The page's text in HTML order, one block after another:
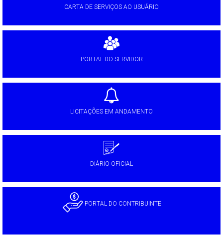
CARTA DE SERVIÇOS AO USUÁRIO
PORTAL DO SERVIDOR
LICITAÇÕES EM ANDAMENTO
DIÁRIO OFICIAL
PORTAL DO CONTRIBUINTE